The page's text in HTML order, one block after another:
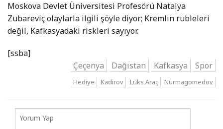
Moskova Devlet Üniversitesi Profesörü Natalya
Zubareviç olaylarla ilgili şöyle diyor; Kremlin rubleleri
değil, Kafkasyadaki riskleri sayıyor.
[ssba]
Çeçenya
Dağıstan Kafkasya Spor
Hediye Kadirov Lüks Araç Nurmagomedov